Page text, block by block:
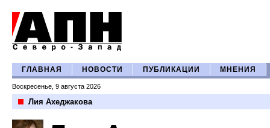
ГЛАВНАЯ НОВОСТИ ПУБЛИКАЦИИ МНЕНИЯ
Воскресенье, 9 августа 2026
Лия Ахеджакова